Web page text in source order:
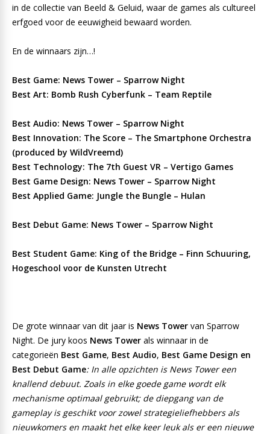
in de collectie van Beeld & Geluid, waar de games als cultureel
erfgoed voor de eeuwigheid bewaard worden.
En de winnaars zijn…!
Best Game: News Tower – Sparrow Night
Best Art: Bomb Rush Cyberfunk – Team Reptile
Best Audio: News Tower – Sparrow Night
Best Innovation: The Score – The Smartphone Orchestra
(produced by WildVreemd)
Best Technology: The 7th Guest VR – Vertigo Games
Best Game Design: News Tower – Sparrow Night
Best Applied Game: Jungle the Bungle – Hulan
Best Debut Game: News Tower – Sparrow Night
Best Student Game: King of the Bridge – Finn Schuuring,
Hogeschool voor de Kunsten Utrecht
De grote winnaar van dit jaar is News Tower van Sparrow
Night. De jury koos News Tower als winnaar in de
categorieën Best Game, Best Audio, Best Game Design en
Best Debut Game: In alle opzichten is News Tower een
knallend debuut. Zoals in elke goede game wordt elk
mechanisme optimaal gebruikt; de diepgang van de
gameplay is geschikt voor zowel strategieliefhebbers als
nieuwkomers en maakt het elke keer leuk als er een nieuwe